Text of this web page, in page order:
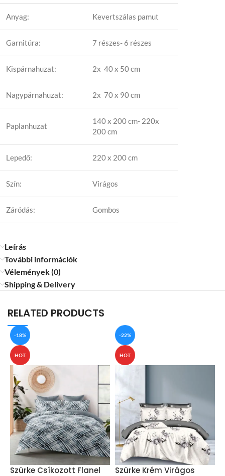
Anyag: Kevertszálas pamut
Garnitúra: 7 részes- 6 részes
Kispárnahuzat: 2x 40 x 50 cm
Nagypárnahuzat: 2x 70 x 90 cm
Paplanhuzat
140 x 200 cm- 220x
200 cm
Lepedő: 220 x 200 cm
Szín: Virágos
Záródás: Gombos
Leírás
További információk
Vélemények (0)
Shipping & Delivery
RELATED PRODUCTS
-18%
HOT
Szürke Csíkozott Flanel
-22%
HOT
Szürke Krém Virágos